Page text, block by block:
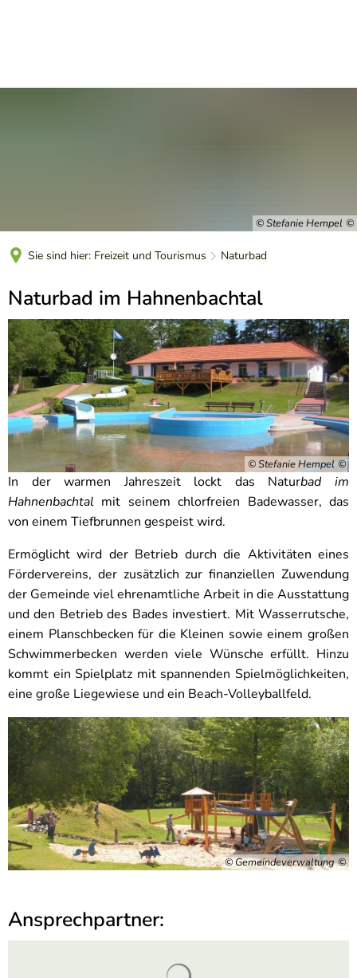
© Stefanie Hempel
Sie sind hier: Freizeit und Tourismus Naturbad
Naturbad
Naturbad im Hahnenbachtal
© Stefanie Hempel
In der warmen Jahreszeit lockt das Naturbad im
Hahnenbachtal mit seinem chlorfreien Badewasser, das
von einem Tiefbrunnen gespeist wird.
Ermöglicht wird der Betrieb durch die Aktivitäten eines
Fördervereins, der zusätzlich zur finanziellen Zuwendung
der Gemeinde viel ehrenamtliche Arbeit in die Ausstattung
und den Betrieb des Bades investiert. Mit Wasserrutsche,
einem Planschbecken für die Kleinen sowie einem großen
Schwimmerbecken werden viele Wünsche erfüllt. Hinzu
kommt ein Spielplatz mit spannenden Spielmöglichkeiten,
eine große Liegewiese und ein Beach-Volleyballfeld.
© Gemeindeverwaltung
Ansprechpartner: